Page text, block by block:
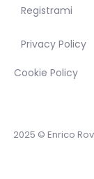
Registrami
Privacy Policy
Cookie Policy
2025 © Enrico